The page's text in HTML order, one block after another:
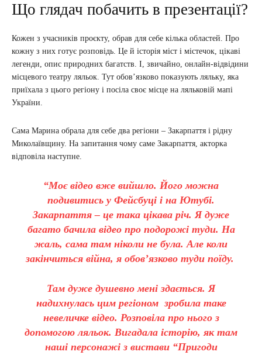
Що глядач побачить в презентації?
Кожен з учасників проєкту, обрав для себе кілька областей. Про
кожну з них готує розповідь. Це й історія міст і містечок, цікаві
легенди, опис природних багатств. І, звичайно, онлайн-відвідини
місцевого театру ляльок. Тут обов’язково показують ляльку, яка
приїхала з цього регіону і посіла своє місце на ляльковій мапі
України.
Сама Марина обрала для себе два регіони – Закарпаття і рідну
Миколаївщину. На запитання чому саме Закарпаття, акторка
відповіла наступне.
“Моє відео вже вийшло. Його можна
подивитись у Фейсбуці і на Ютубі.
Закарпаття – це така цікава річ. Я дуже
багато бачила відео про подорожі туди. На
жаль, сама там ніколи не була. Але коли
закінчиться війна, я обов’язково туди поїду.
Там дуже душевно мені здається. Я
надихнулась цим регіоном зробила таке
невеличке відео. Розповіла про нього з
допомогою ляльок. Вигадала історію, як там
наші персонажі з вистави “Пригоди